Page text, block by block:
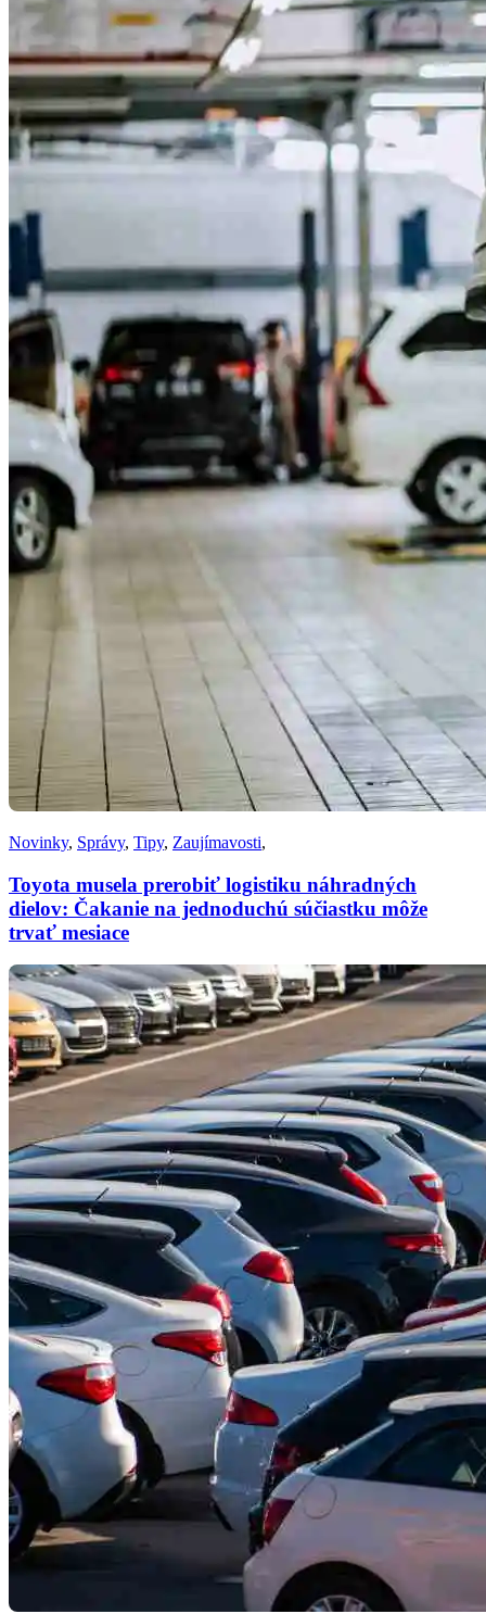
Novinky, Správy, Tipy, Zaujímavosti,
Toyota musela prerobiť logistiku náhradných
dielov: Čakanie na jednoduchú súčiastku môže
trvať mesiace